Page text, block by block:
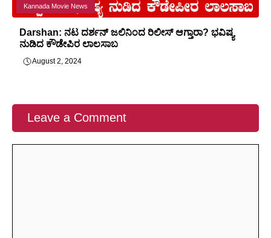
Kannada Movie News
Darshan: ನಟ ದರ್ಶನ್ ಜಲಿನಿಂದ ರಿಲೀಸ್ ಆಗ್ತಾರಾ? ಭವಿಷ್ಯ
ನುಡಿದ ಕೌಡೇಪಿರ ಲಾಲಸಾಬ
August 2, 2024
Leave a Comment